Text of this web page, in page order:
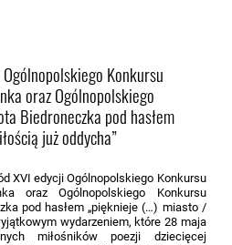
Konkursu
oraz Ogólnopolskiego
Biedroneczka pod hasłem
już oddycha”
XVI edycji Ogólnopolskiego Konkursu
oraz Ogólnopolskiego Konkursu
pod hasłem „pięknieje (…) miasto /
wydarzeniem, które 28 maja
miłośników poezji dziecięcej